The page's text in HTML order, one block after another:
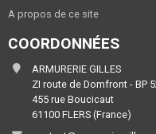
A propos de ce site
COORDONNÉES
ARMURERIE GILLES
ZI route de Domfront - BP
455 rue Boucicaut
61100 FLERS (France)